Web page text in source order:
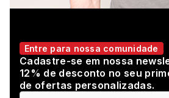
Entre para nossa comunidade
Cadastre-se em nossa
12% de desconto no seu
de ofertas personalizadas.